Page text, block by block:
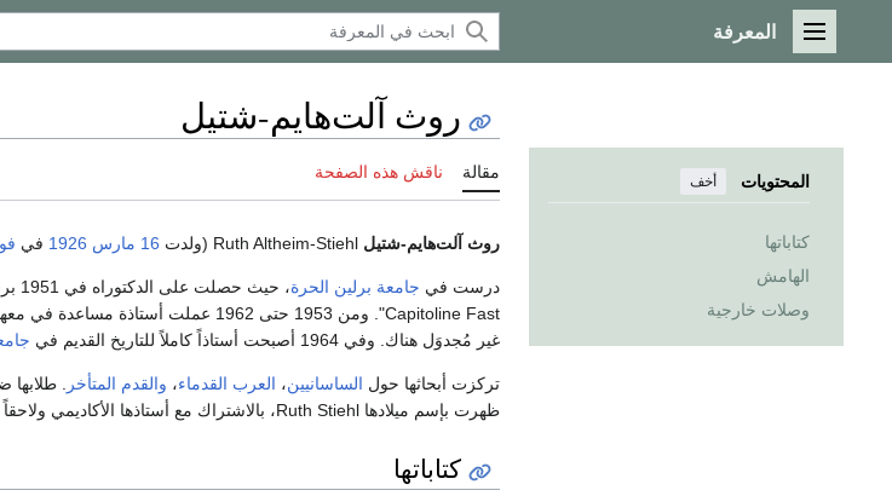
القائمة الرئيسية
المعرفة
المحتويات أخف
كتاباتها
الهامش
وصلات خارجية
روث آلت‌هايم-شتيل
مقالة ناقش هذه الصفحة
روث آلت‌هايم-شتيل 16 مارس 1926 في
درست في جامعة برلين الحرة، حيث حصلت على الدكتوراه في 1951 برسالة عنوانها "خمس قصائد من ديوان
Capitoline Fast". ومن 1953 حتى 1962 عملت أستاذة مساعدة في معهد الدراسات القديمة في
غير مُجدوَل هناك. وفي 1964 أصبحت أستاذاً كاملاً للتاريخ القديم في
تركزت أبحاثها حول الساسانيين، العرب القدماء، والقدم المتأخر . طلابها
ظهرت بإسم ميلادها Ruth Stiehl، بالاشتراك مع أستاذها الأكاديمي ولاحقاً أبيها بالتبني
كتاباتها